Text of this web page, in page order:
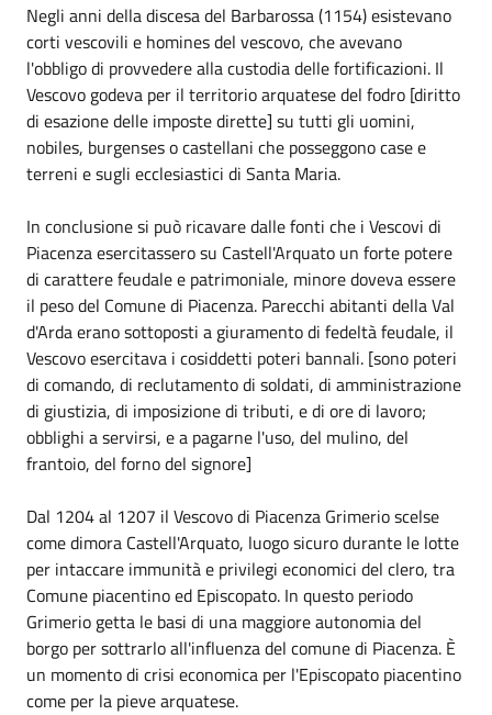
Negli anni della discesa del Barbarossa (1154) esistevano
corti vescovili e homines del vescovo, che avevano
l'obbligo di provvedere alla custodia delle fortificazioni. Il
Vescovo godeva per il territorio arquatese del fodro [diritto
di esazione delle imposte dirette] su tutti gli uomini,
nobiles, burgenses o castellani che posseggono case e
terreni e sugli ecclesiastici di Santa Maria.
In conclusione si può ricavare dalle fonti che i Vescovi di
Piacenza esercitassero su Castell'Arquato un forte potere
di carattere feudale e patrimoniale, minore doveva essere
il peso del Comune di Piacenza. Parecchi abitanti della Val
d'Arda erano sottoposti a giuramento di fedeltà feudale, il
Vescovo esercitava i cosiddetti poteri bannali. [sono poteri
di comando, di reclutamento di soldati, di amministrazione
di giustizia, di imposizione di tributi, e di ore di lavoro;
obblighi a servirsi, e a pagarne l'uso, del mulino, del
frantoio, del forno del signore]
Dal 1204 al 1207 il Vescovo di Piacenza Grimerio scelse
come dimora Castell'Arquato, luogo sicuro durante le lotte
per intaccare immunità e privilegi economici del clero, tra
Comune piacentino ed Episcopato. In questo periodo
Grimerio getta le basi di una maggiore autonomia del
borgo per sottrarlo all'influenza del comune di Piacenza. È
un momento di crisi economica per l'Episcopato piacentino
come per la pieve arquatese.